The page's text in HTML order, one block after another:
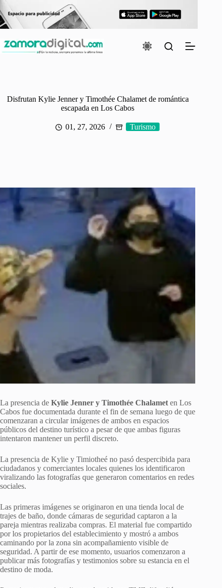
al
contenido
Disfrutan Kylie Jenner y Timothée Chalamet de romántica
escapada en Los Cabos
01, 27, 2026 Turismo
La presencia de Kylie Jenner y Timothée Chalamet en Los
Cabos fue documentada durante el fin de semana luego de que
comenzaran a circular imágenes de ambos en espacios
públicos del destino turístico a pesar de que ambas figuras
intentaron mantener un perfil discreto.
La presencia de Kylie y Timiotheé no pasó despercibida para
ciudadanos y comerciantes locales quienes los identificaron
viralizando las fotografías que generaron comentarios en redes
sociales.
Las primeras imágenes se originaron en una tienda local de
trajes de baño, donde cámaras de seguridad captaron a la
pareja mientras realizaba compras. El material fue compartido
por los propietarios del establecimiento y mostró a ambos
caminando por la zona sin acompañamiento visible de
seguridad. A partir de ese momento, usuarios comenzaron a
publicar más fotografías y testimonios sobre su estancia en el
destino de moda.